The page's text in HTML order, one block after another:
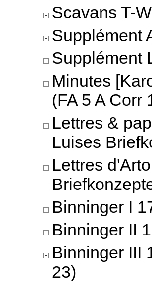
Scavans T-
Supplément
Supplément
Minutes
(FA 5 A Corr
Lettres &
Luises
Lettres
Binninger I
Binninger II
Binninger III
23)